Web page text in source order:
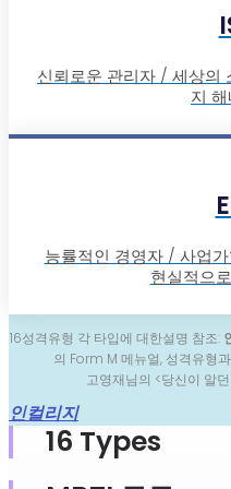
신뢰로운 관리자 / 세상의
지
능률적인 경영자 / 사업
현실적으
16성격유형 각 타입에 대한설명 참조:
의 Form M 메뉴얼, 성격유형
고영재님의 <당신이 알
인컬리지
16 Types